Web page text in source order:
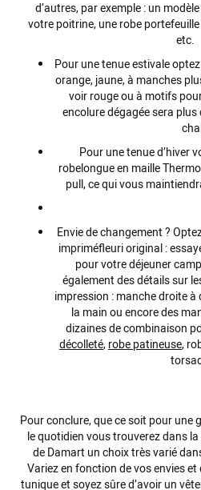
d’autres, par exemple : un
votre poitrine, une robe portefeuille
etc.
Pour une tenue estivale
orange, jaune, à manches
voir rouge ou à motifs
encoluredégagée sera
Pour une tenue d’hiver
robelongueen maille
pull, ce qui vous
Envie de changement ?
impriméfleurioriginal :
pour votre déjeuner
également des détails sur
impression : manchedroite à
la main ou encore des
dizaines de combinaison
décolleté, robe patineuse,
Pour conclure, que ce soit pour une
le quotidien vous trouverez dans la
de Damart un choix très varié
Variez en fonction de vos envies
tuniqueet soyez sûre d’avoir un